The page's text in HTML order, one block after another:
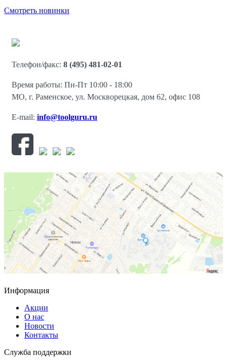
Смотреть новинки
Телефон/факс: 8 (495) 481-02-01
Время работы: Пн-Пт 10:00 - 18:00
МО, г. Раменское, ул. Москворецкая, дом 62, офис 108
E-mail: info@toolguru.ru
Информация
Акции
О нас
Новости
Контакты
Служба поддержки